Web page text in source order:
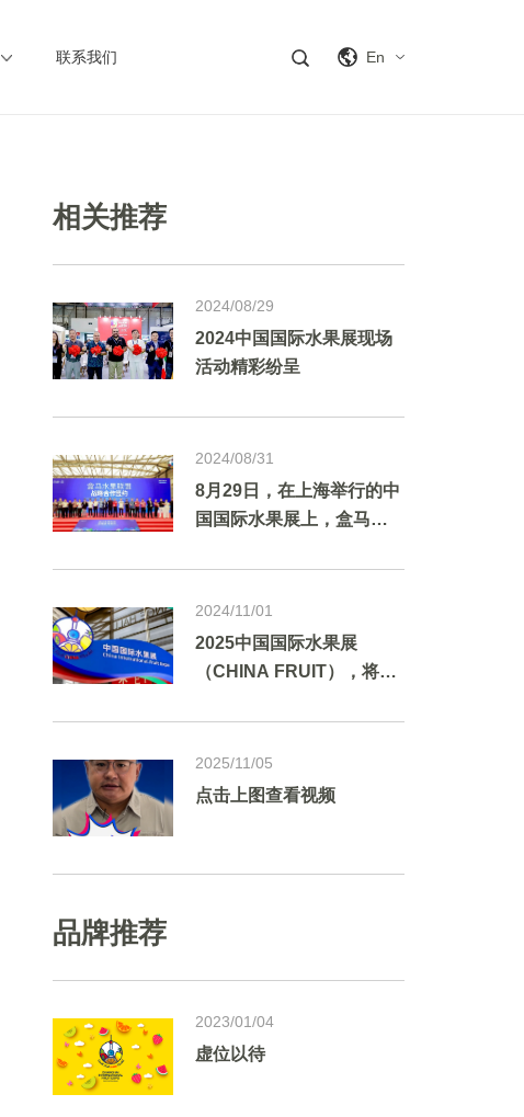
联系我们 En
相关推荐
2024/08/29
2024中国国际水果展现场
活动精彩纷呈
2024/08/31
8月29日，在上海举行的中
国国际水果展上，盒马与
「水果联盟」，携手打通
水果领域的“产-供-销”链
路，按需培育新品种，助
力国产水果进一步崛起，
力帮助水果基地将原料“吃
2024/11/01
2025中国国际水果展
（CHINA FRUIT），将于
新国际博览中心举行。
2025/11/05
点击上图查看视频
品牌推荐
2023/01/04
虚位以待